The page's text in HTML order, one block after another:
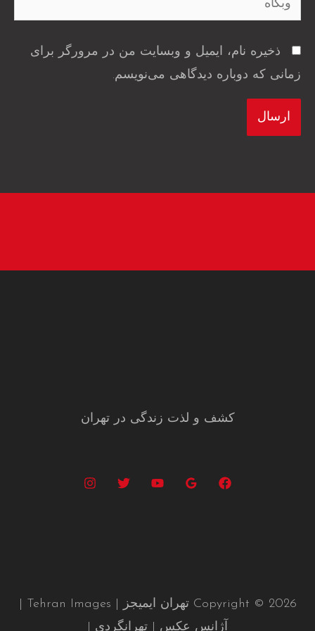
ذخیره نام، ایمیل و وبسایت من در مرورگر برای
زمانی که دوباره دیدگاهی می‌نویسم.
کشف و لذت زندگی در تهران
آژانس عکس | تهرانگردی |